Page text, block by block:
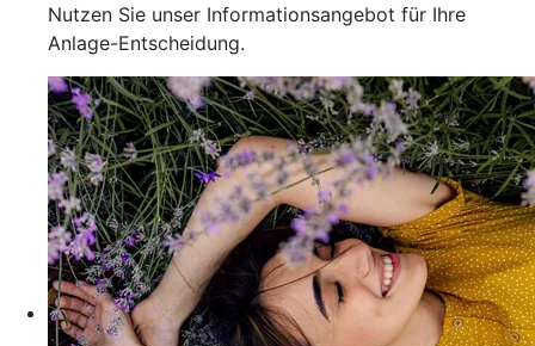
Nutzen Sie unser Informationsangebot für Ihre
Anlage-Entscheidung.